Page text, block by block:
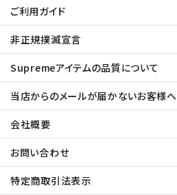
ご利用ガイド
非正規撲滅宣言
Supremeアイテムの品質について
当店からのメールが届かないお客様へ
会社概要
お問い合わせ
特定商取引法表示